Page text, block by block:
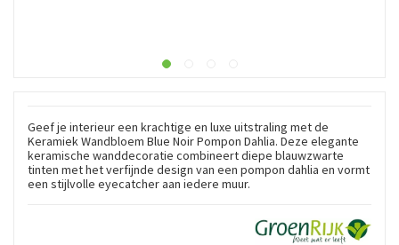
Geef je interieur een krachtige en luxe uitstraling met de
Keramiek Wandbloem Blue Noir Pompon Dahlia. Deze elegante
keramische wanddecoratie combineert diepe blauwzwarte
tinten met het verfijnde design van een pompon dahlia en vormt
een stijlvolle eyecatcher aan iedere muur.